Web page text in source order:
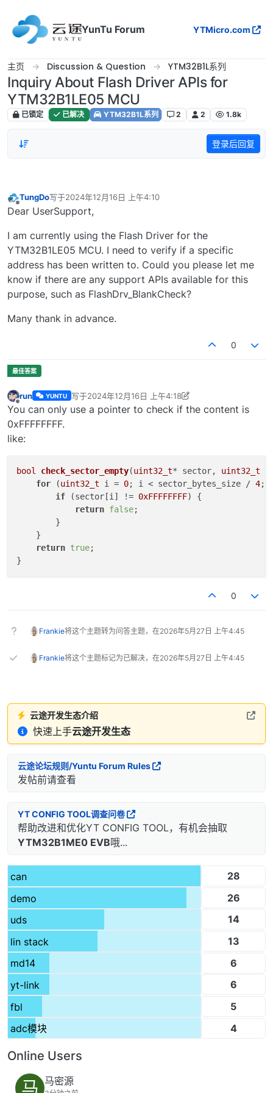
YunTu Forum
YTMicro.com
主页 Discussion & Question YTM32B1L系列
Inquiry About Flash Driver APIs for
YTM32B1LE05 MCU
已锁定 已解决 YTM32B1L系列 2 2 1.8k
登录后回复
离线
TungDo写于2024年12月16日 上午4:10
最后由 编辑
Dear UserSupport,
I am currently using the Flash Driver for the
YTM32B1LE05 MCU. I need to verify if a specific
address has been written to. Could you please let me
know if there are any support APIs available for this
purpose, such as FlashDrv_BlankCheck?
Many thank in advance.
0
离线
run YUNTU 写于2024年12月16日 上午4:18
最后由 run 编辑 2024年12月16日 下午12:19
You can only use a pointer to check if the content is
0xFFFFFFFF.
like:
bool check_sector_empty(uint32_t* sector, uint32_t
for (uint32_t i = 0; i < sector_bytes_size / 4;
if (sector[i] != 0xFFFFFFFF) {
return false;
        }
    }
return true;
0
Frankie将这个主题转为问答主题，在2026年5月27日 上午4:45
Frankie将这个主题标记为已解决，在2026年5月27日 上午4:45
云途开发生态介绍
快速上手云途开发生态
云途论坛规则/Yuntu Forum Rules
发帖前请查看
YT CONFIG TOOL调查问卷
帮助改进和优化YT CONFIG TOOL，有机会抽取
YTM32B1ME0 EVB哦...
can
28
demo
26
uds
14
lin stack
13
md14
6
yt-link
6
fbl
5
adc模块
4
Online Users
马 马密源